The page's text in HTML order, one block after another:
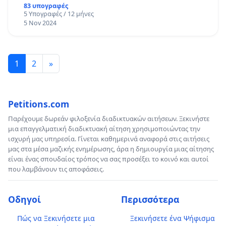
83 υπογραφές
5 Υπογραφές / 12 μήνες
5 Nov 2024
1 2 »
Petitions.com
Παρέχουμε δωρεάν φιλοξενία διαδικτυακών αιτήσεων. Ξεκινήστε
μια επαγγελματική διαδικτυακή αίτηση χρησιμοποιώντας την
ισχυρή μας υπηρεσία. Γίνεται καθημερινά αναφορά στις αιτήσεις
μας στα μέσα μαζικής ενημέρωσης, άρα η δημιουργία μιας αίτησης
είναι ένας σπουδαίος τρόπος να σας προσέξει το κοινό και αυτοί
που λαμβάνουν τις αποφάσεις.
Οδηγοί
Πώς να Ξεκινήσετε μια
Περισσότερα
Ξεκινήσετε ένα Ψήφισμα